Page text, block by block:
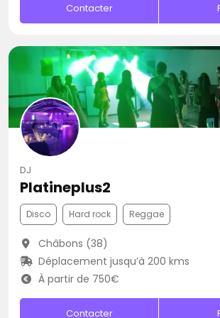
Contacter
DJ
Platineplus2
Disco Hard rock Reggae
Châbons (38)
Déplacement jusqu’à 200 kms
À partir de 750€
Contacter